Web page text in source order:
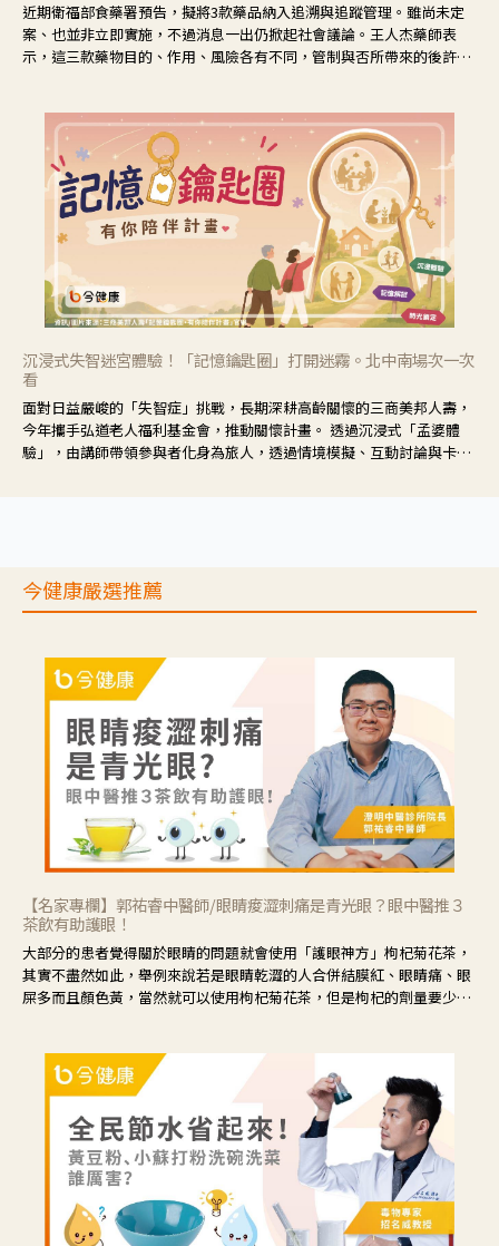
近期衛福部食藥署預告，擬將3款藥品納入追溯與追蹤管理。雖尚未定
案、也並非立即實施，不過消息一出仍掀起社會議論。王人杰藥師表
示，這三款藥物目的、作用、風險各有不同，管制與否所帶來的後許影
沉浸式失智迷宮體驗！「記憶鑰匙圈」打開迷霧。北中南場次一次
看
面對日益嚴峻的「失智症」挑戰，長期深耕高齡關懷的三商美邦人壽，
今年攜手弘道老人福利基金會，推動關懷計畫。 透過沉浸式「孟婆體
驗」，由講師帶領參與者化身為旅人，透過情境模擬、互動討論與卡牌
今健康嚴選推薦
【名家專欄】郭祐睿中醫師/眼睛痠澀刺痛是青光眼？眼中醫推３
茶飲有助護眼！
大部分的患者覺得關於眼睛的問題就會使用「護眼神方」枸杞菊花茶，
其實不盡然如此，舉例來說若是眼睛乾澀的人合併結膜紅、眼睛痛、眼
屎多而且顏色黃，當然就可以使用枸杞菊花茶，但是枸杞的劑量要少，
候就要使用菊花、金銀花來治療；假如單純的眼睛乾澀，結膜沒有紅，
眼睛周圍沒有眼屎，這種情況是屬於「陰虛」，就可以使用枸杞、蓮
藕、麥門冬、山藥等比較滋潤的藥材，效果就更顯著。